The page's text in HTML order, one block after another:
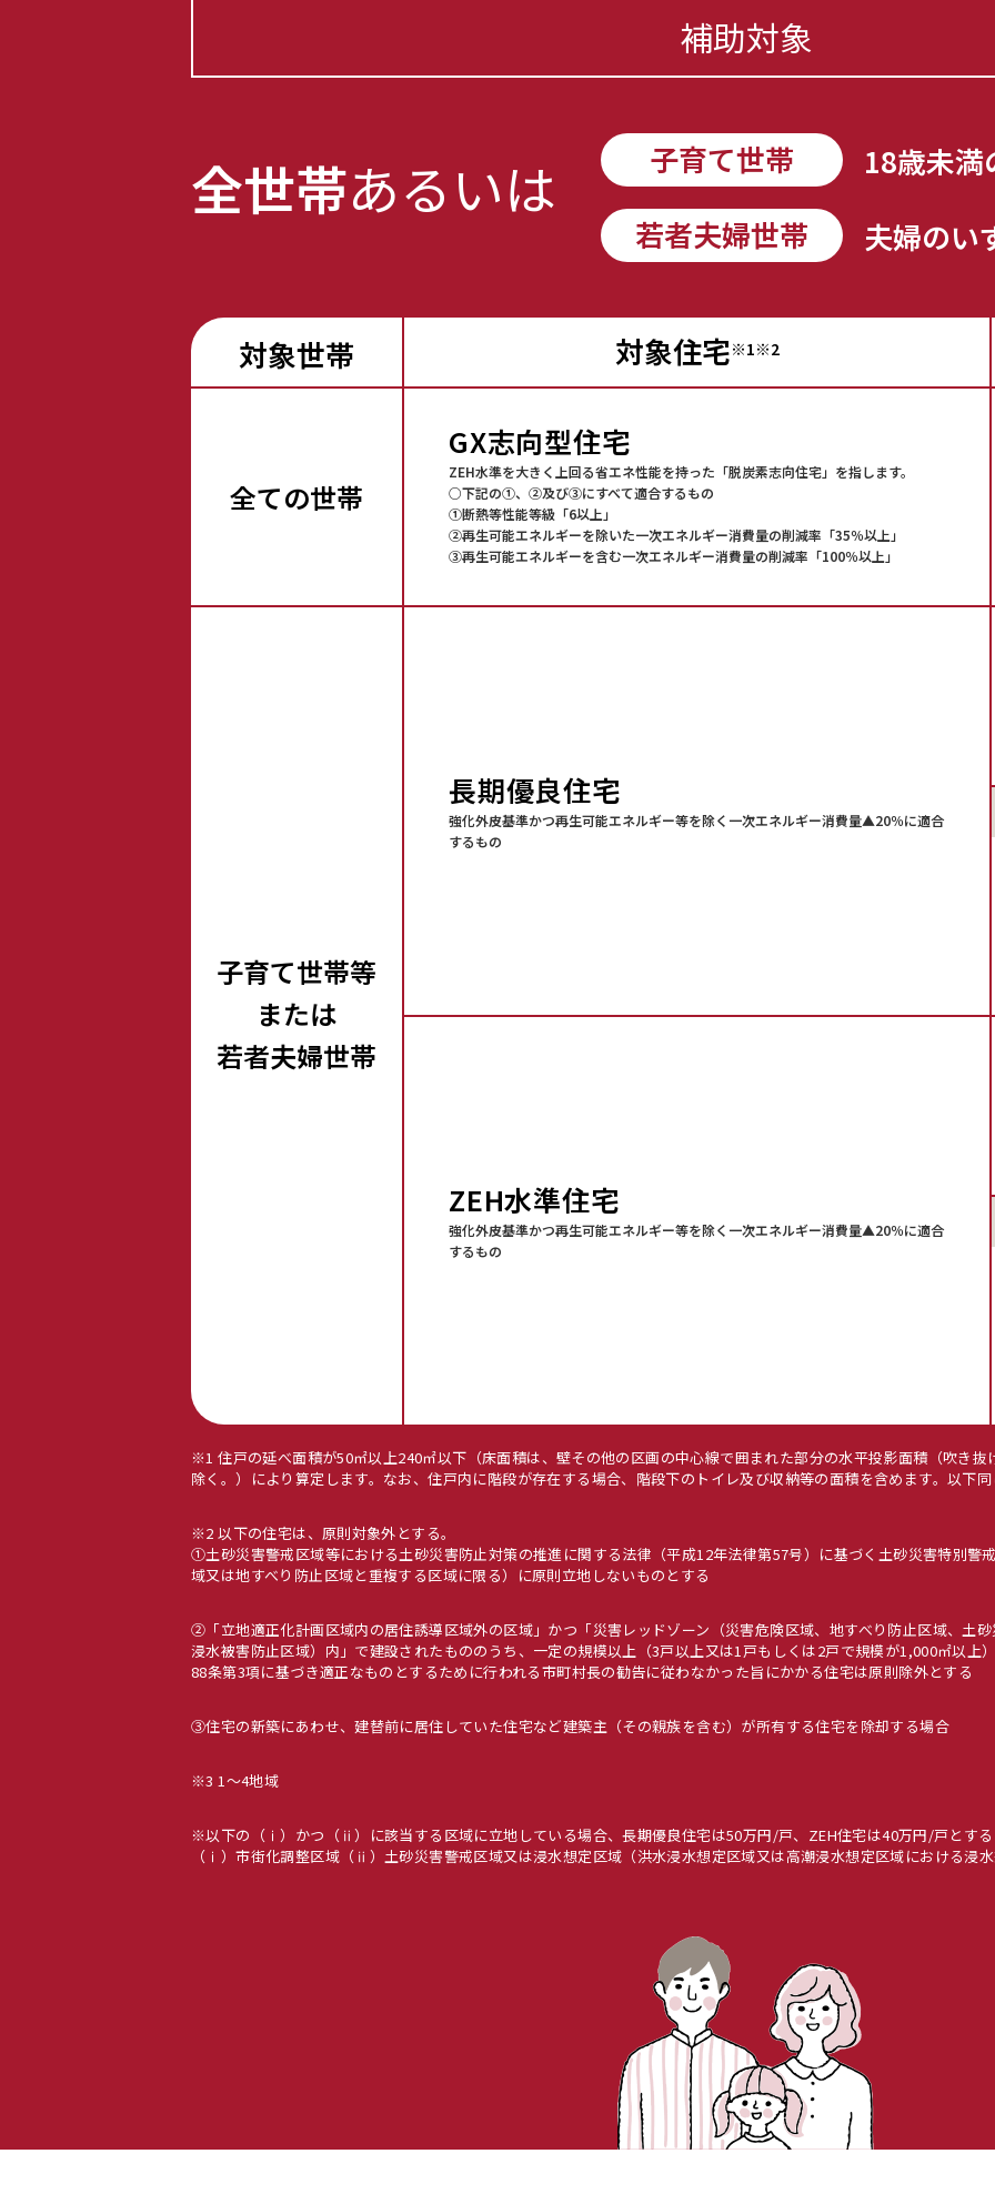
補助対象
全世帯あるいは 子育て世帯
18歳未満
若者夫婦世帯
夫婦のい
対象世帯 対象住宅※1※2
全ての世帯
子育て世帯等
または
若者夫婦世帯
GX志向型住宅
ZEH水準を大きく上回る省エネ性能を持った「脱炭素志向住宅」を指します。
○下記の①、②及び③にすべて適合するもの
①断熱等性能等級「6以上」
②再生可能エネルギーを除いた一次エネルギー消費量の削減率「35％以上」
③再生可能エネルギーを含む一次エネルギー消費量の削減率「100％以上」
長期優良住宅
強化外皮基準かつ再生可能エネルギー等を除く一次エネルギー消費量▲20％に適合
するもの
ZEH水準住宅
強化外皮基準かつ再生可能エネルギー等を除く一次エネルギー消費量▲20％に適合
するもの
※1 住戸の延べ面積が50㎡以上240㎡以下（床面積は、壁その他の区画の中心線で囲まれた部分の水平投影面積（吹き
除く。）により算定します。なお、住戸内に階段が存在する場合、階段下のトイレ及び収納等の面積を含めます。以下
※2 以下の住宅は、原則対象外とする。
①土砂災害警戒区域等における土砂災害防止対策の推進に関する法律（平成12年法律第57号）に基づく土砂災害特別警
域又は地すべり防止区域と重複する区域に限る）に原則立地しないものとする
②「立地適正化計画区域内の居住誘導区域外の区域」かつ「災害レッドゾーン（災害危険区域、地すべり防止区域、土
浸水被害防止区域）内」で建設されたもののうち、一定の規模以上（3戸以上又は1戸もしくは2戸で規模が1,000㎡以上
88条第3項に基づき適正なものとするために行われる市町村長の勧告に従わなかった旨にかかる住宅は原則除外とする
③住宅の新築にあわせ、建替前に居住していた住宅など建築主（その親族を含む）が所有する住宅を除却する場合
※3 1〜4地域
※以下の（ⅰ）かつ（ⅱ）に該当する区域に立地している場合、長期優良住宅は50万円/戸、ZEH住宅は40万円/戸とする
（ⅰ）市街化調整区域（ⅱ）土砂災害警戒区域又は浸水想定区域（洪水浸水想定区域又は高潮浸水想定区域における浸